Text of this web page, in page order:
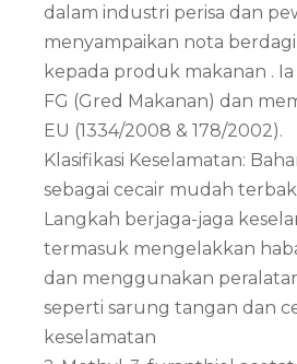
dalam industri perisa dan
menyampaikan nota
kepada produk makanan .
FG (Gred Makanan) dan
EU (1334/2008 & 178/2002).
Klasifikasi Keselamatan:
sebagai cecair mudah
Langkah berjaga-jaga
termasuk mengelakkan
dan menggunakan
seperti sarung tangan dan
keselamatan